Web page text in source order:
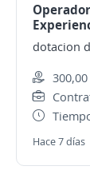
dotacion
Hace 7 días